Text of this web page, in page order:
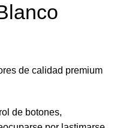
de calidad premium
de botones,